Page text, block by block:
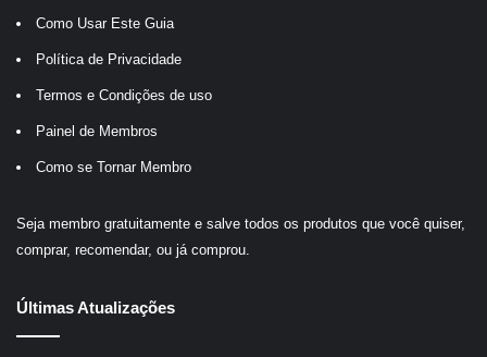
Como Usar Este Guia
Política de Privacidade
Termos e Condições de uso
Painel de Membros
Como se Tornar Membro
Seja membro gratuitamente e salve todos os produtos que você quiser,
comprar, recomendar, ou já comprou.
Últimas Atualizações